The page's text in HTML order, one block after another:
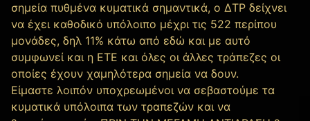
σημεία πυθμένα κυματικά σημαντικά, ο ΔΤΡ δείχνει
να έχει καθοδικό υπόλοιπο μέχρι τις 522 περίπου
μονάδες, δηλ 11% κάτω από εδώ και με αυτό
συμφωνεί και η ΕΤΕ και όλες οι άλλες τράπεζες οι
οποίες έχουν χαμηλότερα σημεία να δουν.
Είμαστε λοιπόν υποχρεωμένοι να σεβαστούμε τα
κυματικά υπόλοιπα των τραπεζών και να